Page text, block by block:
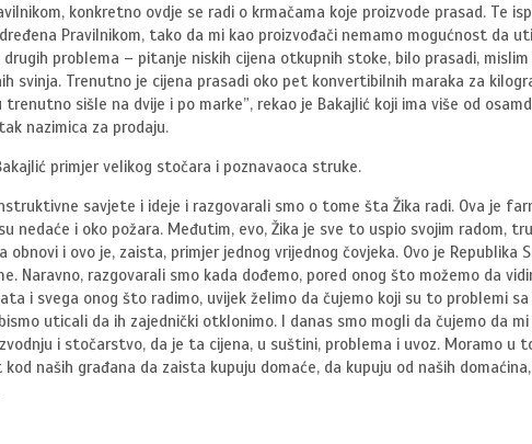
konkretno ovdje se radi o krmačama koje proizvode prasad. Te
Pravilnikom, tako da mi kao proizvođači nemamo mogućnost da
problema – pitanje niskih cijena otkupnih stoke, bilo prasadi, mislim
svinja. Trenutno je cijena prasadi oko pet konvertibilnih maraka za
sišle na dvije i po marke”, rekao je Bakajlić koji ima više od
nazimica za prodaju.
primjer velikog stočara i poznavaoca struke.
savjete i ideje i razgovarali smo o tome šta Žika radi. Ova je
nedaće i oko požara. Međutim, evo, Žika je sve to uspio svojim radom,
i ovo je, zaista, primjer jednog vrijednog čovjeka. Ovo je Republika
Naravno, razgovarali smo kada dođemo, pored onog što možemo da
i svega onog što radimo, uvijek želimo da čujemo koji su to problemi sa
uticali da ih zajednički otklonimo. I danas smo mogli da čujemo da
i stočarstvo, da je ta cijena, u suštini, problema i uvoz. Moramo u
naših građana da zaista kupuju domaće, da kupuju od naših